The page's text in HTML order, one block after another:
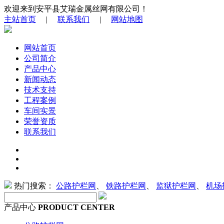
欢迎来到安平县艾瑞金属丝网有限公司！
主站首页 | 联系我们 | 网站地图
网站首页
公司简介
产品中心
新闻动态
技术支持
工程案例
车间实景
荣誉资质
联系我们
热门搜索： 公路护栏网 铁路护栏网 监狱护栏网 机场
产品中心 PRODUCT CENTER